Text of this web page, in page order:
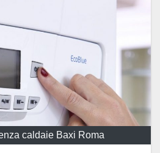
caldaie Baxi Roma